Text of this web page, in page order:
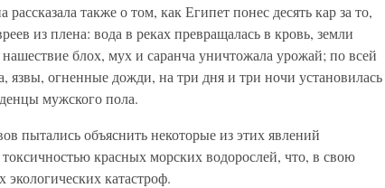
также о том, как Египет понес десять кар за то,
из плена: вода в реках превращалась в кровь, земли
блох, мух и саранча уничтожала урожай; по всей
язвы, огненные дожди, на три дня и три ночи установилась
мужского пола.
пытались объяснить некоторые из этих явлений
красных морских водорослей, что, в свою
катастроф.